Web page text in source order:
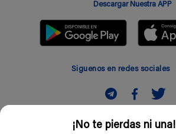
¡No te pierdas ni una!
Descargar Nuestra APP
Siguenos en redes sociales